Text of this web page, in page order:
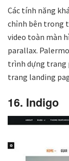
Các tính năng
chỉnh bên trong
video toàn màn
parallax.
trình dựng trang
trang landing
16. Indigo